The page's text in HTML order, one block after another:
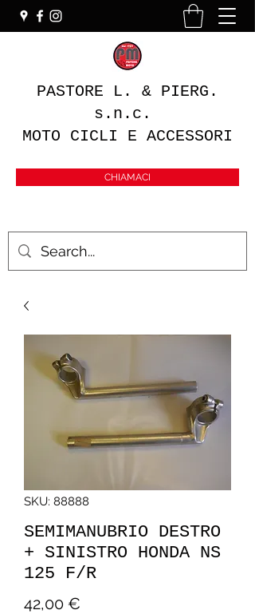
PASTORE L. & PIERG.
s.n.c.
MOTO CICLI E ACCESSORI
CHIAMACI
SKU: 88888
SEMIMANUBRIO DESTRO
+ SINISTRO HONDA NS
125 F/R
42,00 €